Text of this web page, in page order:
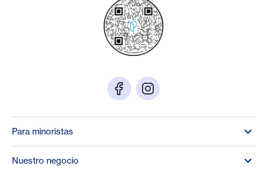
Para minoristas
Nuestro negocio